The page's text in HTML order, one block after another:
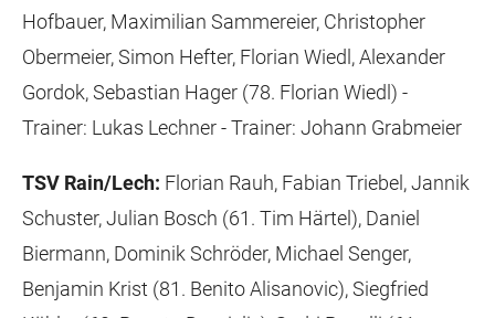
Hofbauer, Maximilian Sammereier, Christopher
Obermeier, Simon Hefter, Florian Wiedl, Alexander
Gordok, Sebastian Hager (78. Florian Wiedl) -
Trainer: Lukas Lechner - Trainer: Johann Grabmeier
TSV Rain/Lech: Florian Rauh, Fabian Triebel, Jannik
Schuster, Julian Bosch (61. Tim Härtel), Daniel
Biermann, Dominik Schröder, Michael Senger,
Benjamin Krist (81. Benito Alisanovic), Siegfried